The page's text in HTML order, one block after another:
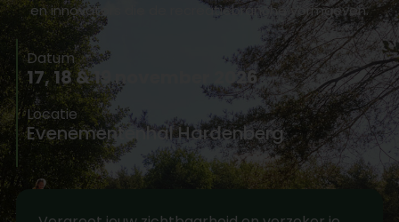
en innovators die de recreatiebranche vormgeven.
Datum
17, 18 & 19 november 2026
Locatie
Evenementenhal Hardenberg